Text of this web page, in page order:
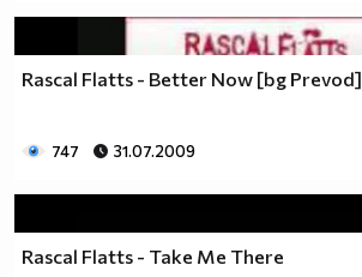
Rascal Flatts - Better Now [bg Prevod]
747 31.07.2009
Rascal Flatts - Take Me There